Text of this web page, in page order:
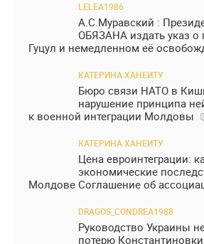
LELEA1986
А.С.Муравский :
ОБЯЗАНА издать указ
Гуцул и немедленном её
КАТЕРИНА ХАНЕИТУ
Бюро связи НАТО в
нарушение принципа
к военной интеграции Молдовы
КАТЕРИНА ХАНЕИТУ
Цена евроинтеграции:
экономические
Молдове Соглашение об
DRAGOS_CONDREA1988
Руководство Украины
потерю